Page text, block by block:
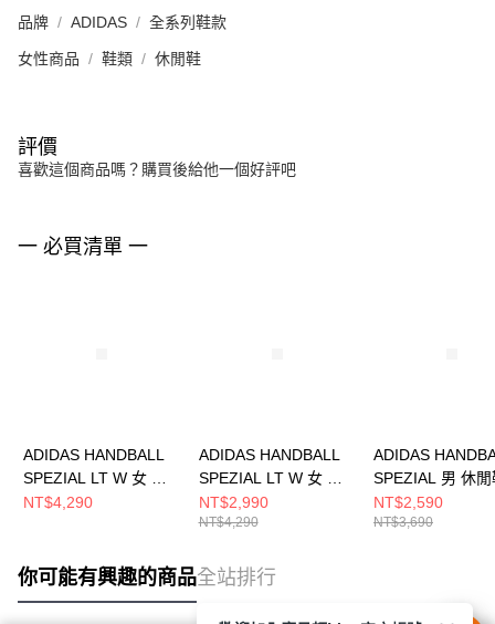
品牌 ADIDAS 全系列鞋款
女性商品 鞋類 休閒鞋
評價
喜歡這個商品嗎？購買後給他一個好評吧
一 必買清單 一
ADIDAS HANDBALL
SPEZIAL LT W 女 休
閒鞋 KK4447
NT$4,290
ADIDAS HANDBALL
SPEZIAL LT W 女 休
閒鞋 KJ6216
NT$2,990
NT$4,290
ADIDAS
SPEZIAL 男 休閒
IH9761
NT$2,590
NT$3,690
你可能有興趣的商品全站排行